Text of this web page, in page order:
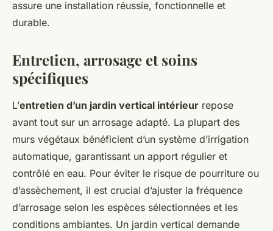
assure une installation réussie, fonctionnelle et
durable.
Entretien, arrosage et soins
spécifiques
L’entretien d’un jardin vertical intérieur repose
avant tout sur un arrosage adapté. La plupart des
murs végétaux bénéficient d’un système d’irrigation
automatique, garantissant un apport régulier et
contrôlé en eau. Pour éviter le risque de pourriture ou
d’assèchement, il est crucial d’ajuster la fréquence
d’arrosage selon les espèces sélectionnées et les
conditions ambiantes. Un jardin vertical demande